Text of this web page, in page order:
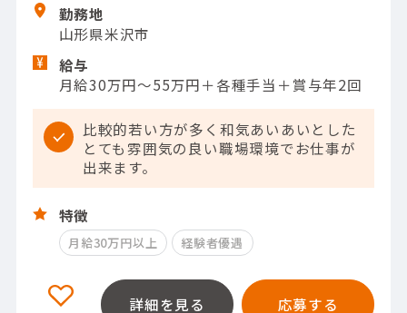
勤務地
山形県米沢市
給与
月給30万円～55万円＋各種手当＋賞与年2回
比較的若い方が多く和気あいあいとした
とても雰囲気の良い職場環境でお仕事が
出来ます。
特徴
月給30万円以上 経験者優遇
詳細を見る 応募する